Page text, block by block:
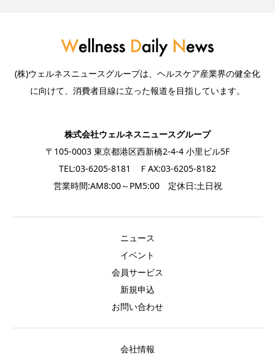
(株)ウェルネスニュースグループは、ヘルスケア産業界の健全化
に向けて、消費者目線に立った報道を目指しています。
株式会社ウェルネスニュースグループ
〒105-0003 東京都港区西新橋2-4-4 小里ビル5F
TEL:03-6205-8181 ＦAX:03-6205-8182
営業時間:AM8:00～PM5:00 定休日:土日祝
ニュース
イベント
会員サービス
新規申込
お問い合わせ
会社情報